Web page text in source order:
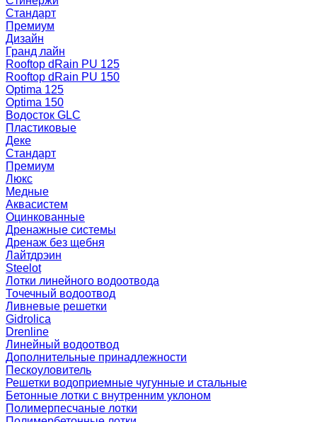
Стандарт
Премиум
Дизайн
Гранд лайн
Rooftop dRain PU 125
Rooftop dRain PU 150
Optima 125
Optima 150
Водосток GLC
Пластиковые
Деке
Стандарт
Премиум
Люкс
Медные
Аквасистем
Оцинкованные
Дренажные системы
Дренаж без щебня
Лайтдрэин
Steelot
Лотки линейного водоотвода
Точечный водоотвод
Ливневые решетки
Gidrolica
Drenline
Линейный водоотвод
Дополнительные принадлежности
Пескоуловитель
Решетки водоприемные чугунные и стальные
Бетонные лотки с внутренним уклоном
Полимерпесчаные лотки